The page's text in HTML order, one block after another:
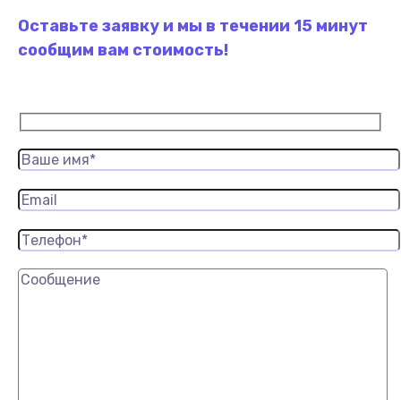
Оставьте заявку и мы в течении 15 минут
сообщим вам стоимость!